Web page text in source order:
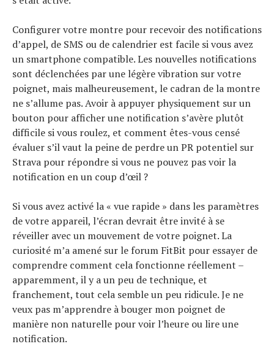
Configurer votre montre pour recevoir des notifications
d’appel, de SMS ou de calendrier est facile si vous avez
un smartphone compatible. Les nouvelles notifications
sont déclenchées par une légère vibration sur votre
poignet, mais malheureusement, le cadran de la montre
ne s’allume pas. Avoir à appuyer physiquement sur un
bouton pour afficher une notification s’avère plutôt
difficile si vous roulez, et comment êtes-vous censé
évaluer s’il vaut la peine de perdre un PR potentiel sur
Strava pour répondre si vous ne pouvez pas voir la
notification en un coup d’œil ?
Si vous avez activé la « vue rapide » dans les paramètres
de votre appareil, l’écran devrait être invité à se
réveiller avec un mouvement de votre poignet. La
curiosité m’a amené sur le forum FitBit pour essayer de
comprendre comment cela fonctionne réellement –
apparemment, il y a un peu de technique, et
franchement, tout cela semble un peu ridicule. Je ne
veux pas m’apprendre à bouger mon poignet de
manière non naturelle pour voir l’heure ou lire une
notification.